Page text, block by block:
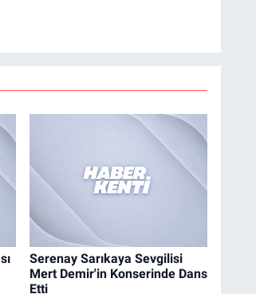
Serenay Sarıkaya Sevgilisi
Mert Demir'in Konserinde Dans
Etti